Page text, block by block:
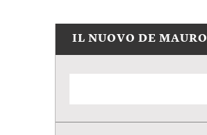
IL NUOVO DE MAURO